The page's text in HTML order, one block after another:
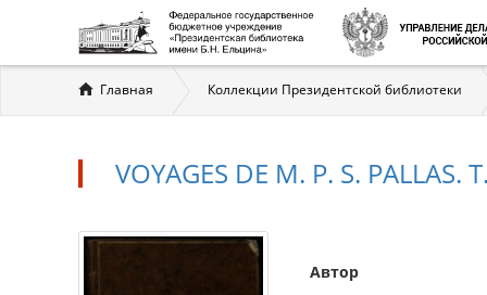
Вы
здесь
Главная Коллекции Президентской библиотеки
VOYAGES DE M. P. S. PALLAS.
Автор